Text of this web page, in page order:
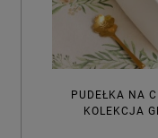
PUDEŁKA NA
KOLEKCJA